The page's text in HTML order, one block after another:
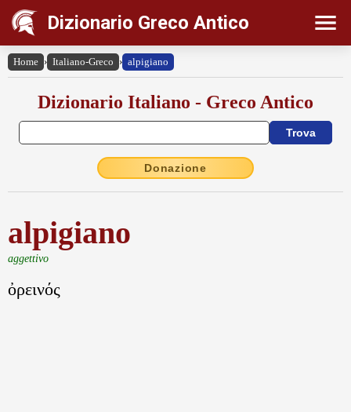
Dizionario Greco Antico
Home › Italiano-Greco › alpigiano
Dizionario Italiano - Greco Antico
Donazione
alpigiano
aggettivo
ὀρεινός